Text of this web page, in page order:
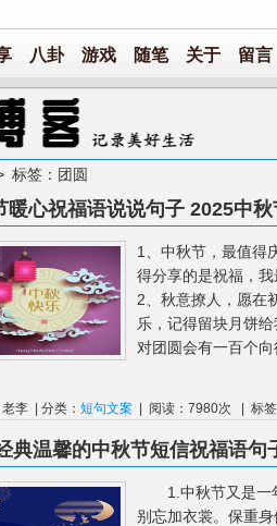
八卦 游戏 随笔 关于 留言
标签：团圆
暖心祝福语说说句子 2025中
1、中秋节，最值得
得分享的是祝福，
2、秋意撩人，愿在
乐，记得留块月饼
对团圆会有一百个
李 | 分类： 短句文案 | 阅读：7980次 | 标签
典温馨的中秋节短信祝福语句
1.中秋节又是一年
别忘加衣裳。保重